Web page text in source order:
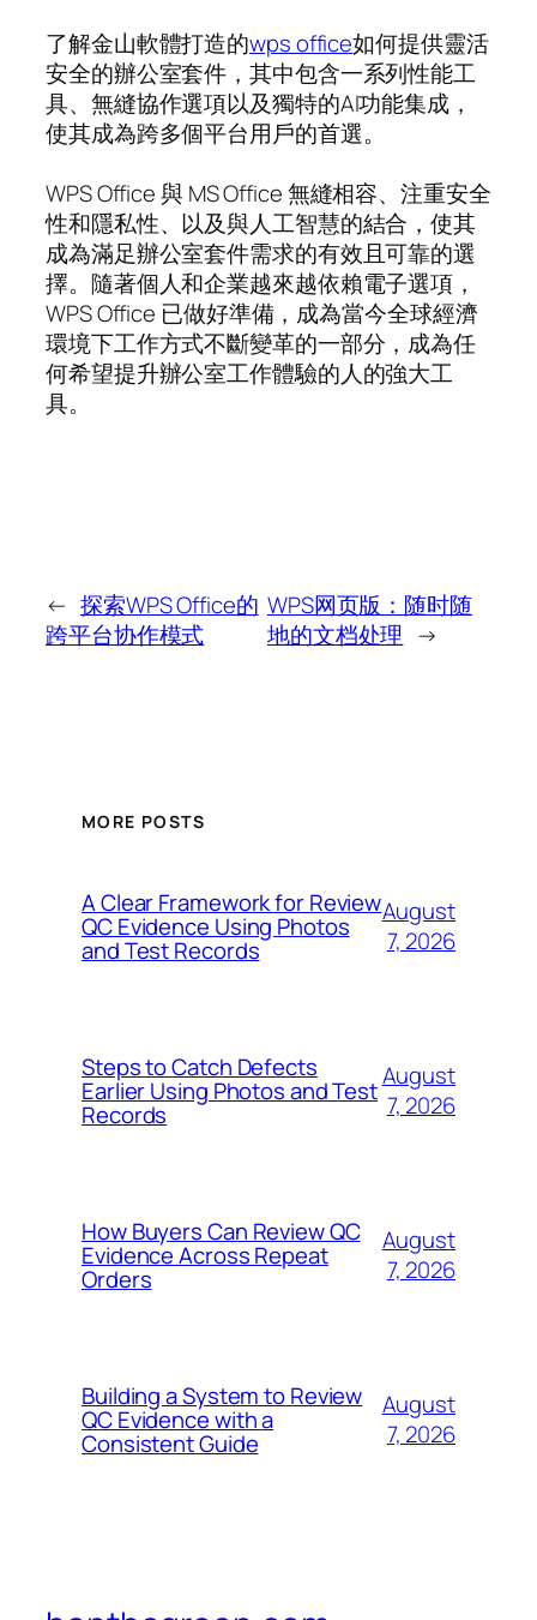
了解金山軟體打造的wps office如何提供靈活
安全的辦公室套件，其中包含一系列性能工
具、無縫協作選項以及獨特的AI功能集成，
使其成為跨多個平台用戶的首選。
WPS Office 與 MS Office 無縫相容、注重安全
性和隱私性、以及與人工智慧的結合，使其
成為滿足辦公室套件需求的有效且可靠的選
擇。隨著個人和企業越來越依賴電子選項，
WPS Office 已做好準備，成為當今全球經濟
環境下工作方式不斷變革的一部分，成為任
何希望提升辦公室工作體驗的人的強大工
具。
← 探索WPS Office的
跨平台协作模式
WPS网页版：随时随
地的文档处理 →
MORE POSTS
A Clear Framework for Review
QC Evidence Using Photos
and Test Records
August
7, 2026
Steps to Catch Defects
Earlier Using Photos and Test
Records
August
7, 2026
How Buyers Can Review QC
Evidence Across Repeat
Orders
August
7, 2026
Building a System to Review
QC Evidence with a
Consistent Guide
August
7, 2026